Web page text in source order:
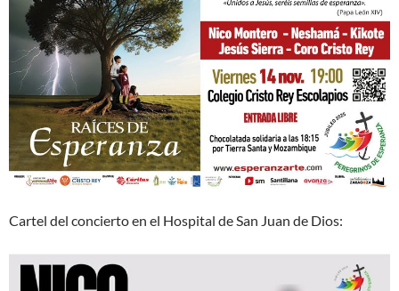
Cartel del concierto en el Hospital de San Juan de Dios: